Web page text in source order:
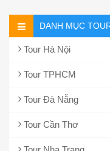
DANH MỤC
Tour Hà Nội
Tour TPHCM
Tour Đà Nẵng
Tour Cần Thơ